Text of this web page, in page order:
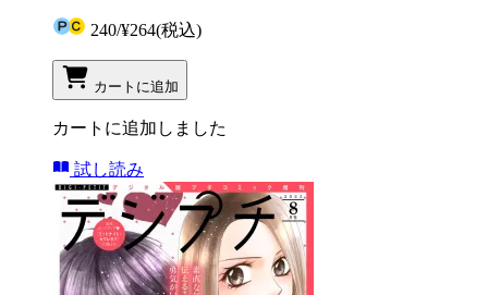
240/¥264(税込)
カートに追加
カートに追加しました
試し読み